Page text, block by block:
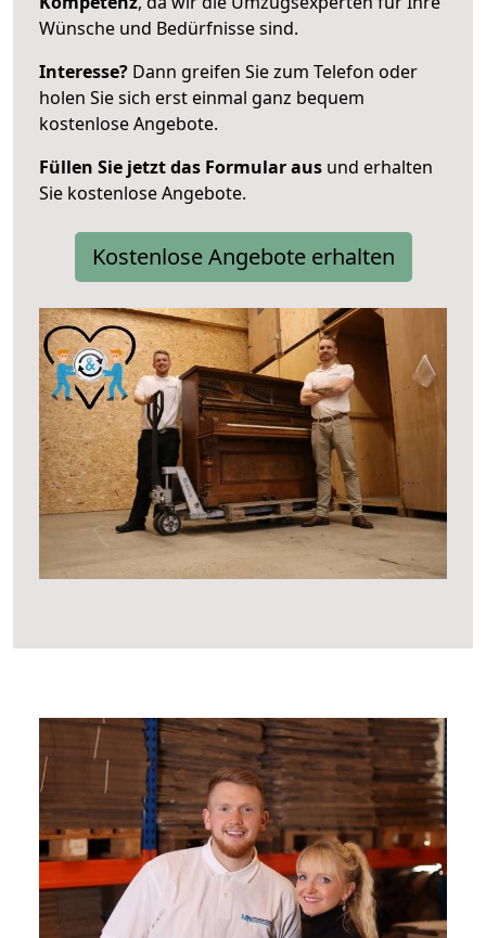
Wünsche und Bedürfnisse sind.
Interesse? Dann greifen Sie zum Telefon oder
holen Sie sich erst einmal ganz bequem
kostenlose Angebote.
Füllen Sie jetzt das Formular aus und erhalten
Sie kostenlose Angebote.
Kostenlose Angebote erhalten